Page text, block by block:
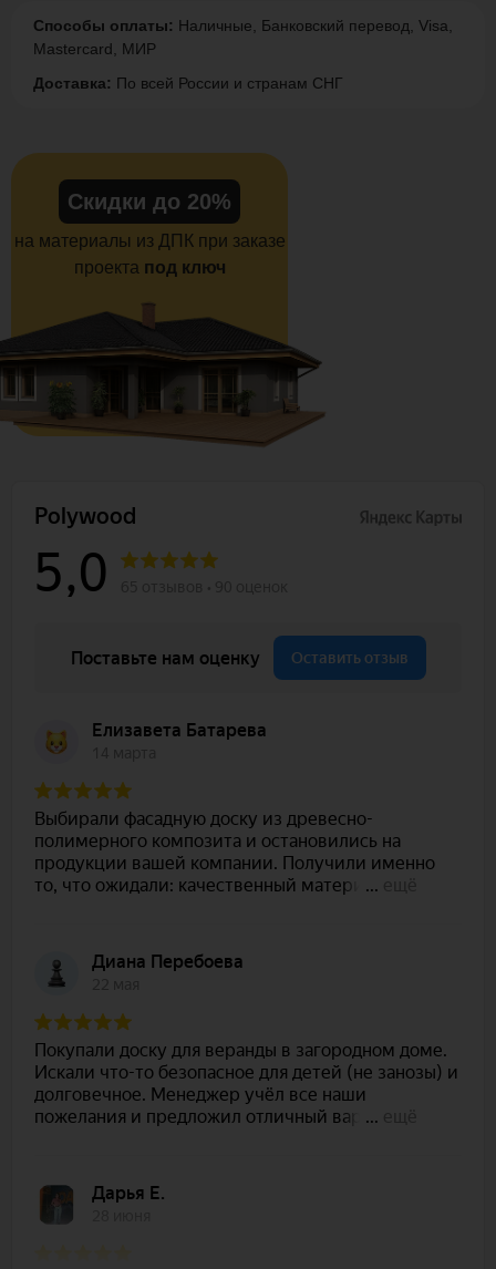
Способы оплаты: Наличные, Банковский перевод, Visa,
Mastercard, МИР
Доставка: По всей России и странам СНГ
Скидки до 20%
на материалы из ДПК при заказе
проекта под ключ